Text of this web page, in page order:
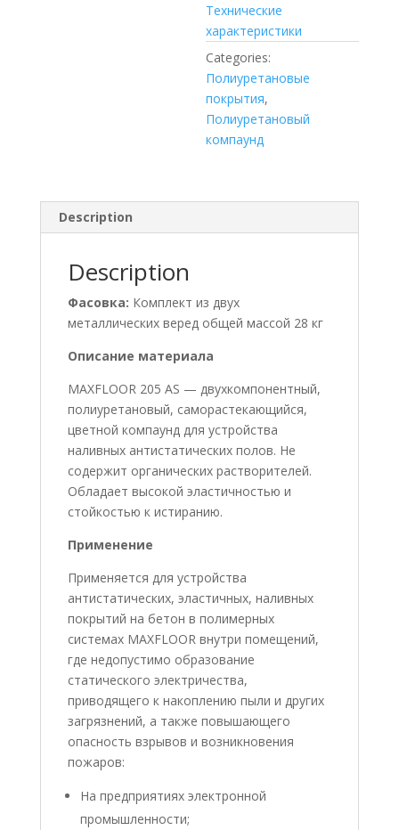
Технические
характеристики
Categories:
Полиуретановые
покрытия,
Полиуретановый
компаунд
Description
Description
Фасовка: Комплект из двух
металлических веред общей массой 28 кг
Описание материала
MAXFLOOR 205 AS — двухкомпонентный,
полиуретановый, саморастекающийся,
цветной компаунд для устройства
наливных антистатических полов. Не
содержит органических растворителей.
Обладает высокой эластичностью и
стойкостью к истиранию.
Применение
Применяется для устройства
антистатических, эластичных, наливных
покрытий на бетон в полимерных
системах MAXFLOOR внутри помещений,
где недопустимо образование
статического электричества,
приводящего к накоплению пыли и других
загрязнений, а также повышающего
опасность взрывов и возникновения
пожаров:
На предприятиях электронной
промышленности;